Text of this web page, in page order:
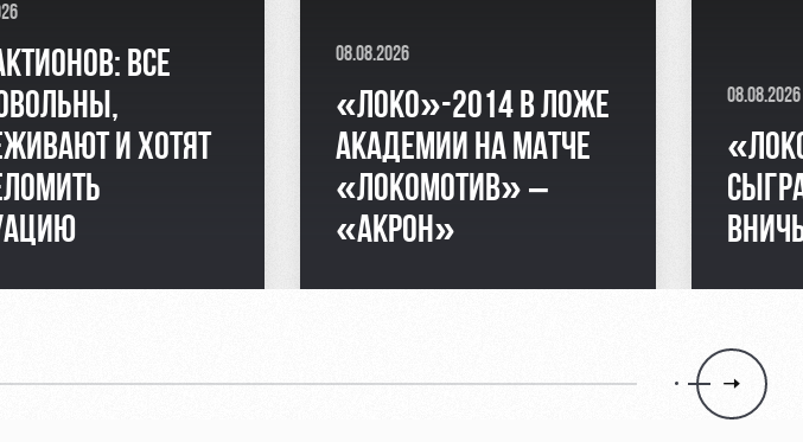
ВСЕ
И ХОТЯТ
08.08.2026
«ЛОКО»-2014 В ЛОЖЕ
АКАДЕМИИ НА МАТЧЕ
«ЛОКОМОТИВ» –
«АКРОН»
08.08.2026